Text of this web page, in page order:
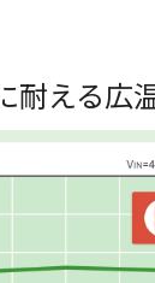
耐える広